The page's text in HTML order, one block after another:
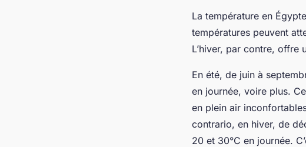
La température en
températures peuvent
L’hiver, par contre, offre
En été, de juin à
en journée, voire plus.
en plein air
contrario, en hiver, de
20 et 30°C en journée.